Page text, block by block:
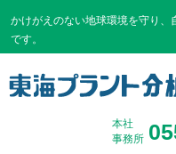
かけがえのない地球環境を守り、
です。
本社
事務所